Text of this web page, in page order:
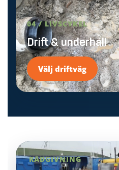
04 / LIVSCYKEL
Drift & underhåll
Välj driftväg
RÅDGIVNING